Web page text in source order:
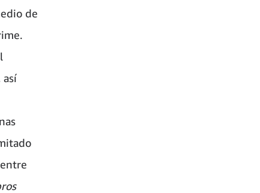
de
así